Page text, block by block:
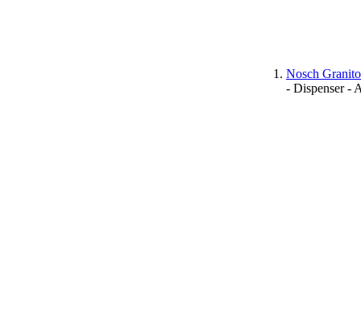
Nosch
- Dispenser -